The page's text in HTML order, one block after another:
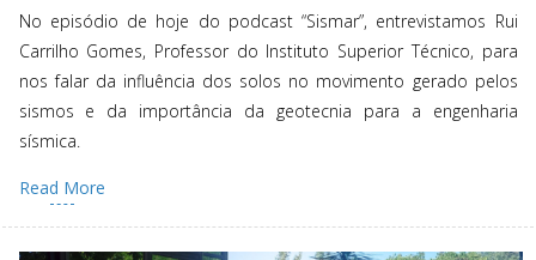
No episódio de hoje do podcast “Sismar”, entrevistamos Rui
Carrilho Gomes, Professor do Instituto Superior Técnico, para
nos falar da influência dos solos no movimento gerado pelos
sismos e da importância da geotecnia para a engenharia
sísmica.
Read More